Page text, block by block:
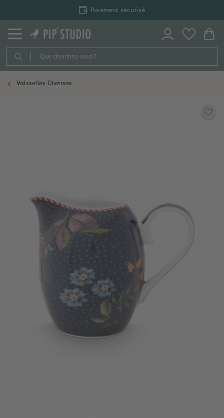
Paiement sécurisé
Vaisselles Diverses